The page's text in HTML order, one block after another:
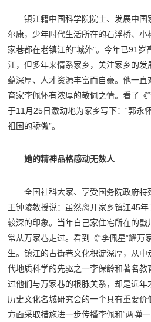
镇江籍中国科学院院士、发展中
尔康，少年时代生活所在的石浮桥、
家巷都在老镇江的“城外”。今年已91
江，但多年来情系家乡，关注家乡的
蕴深厚、人才资源丰富而自豪。他一直
育家李佩怀有浓厚的敬佩之情。看了《
于11月25日激动地为家乡写下：“郭永
祖国的骄傲”。
她的精神品格感动无数人
全国社科大家、享受国务院政府
王钟陵教授说：虽然离开家乡镇江45
较深的印象。当年自己家住宅所在的
常从万家巷走过。看到《“李佩星”耀万
生。镇江的古街巷文化积淀深厚，从
代地质科学的先驱之一李保龄和著名
过他们与万家巷的根脉关系，却是近
历史文化名城研究会的一个具有重要
方面采取措施进一步传播李佩和“两弹